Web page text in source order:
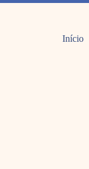
Início